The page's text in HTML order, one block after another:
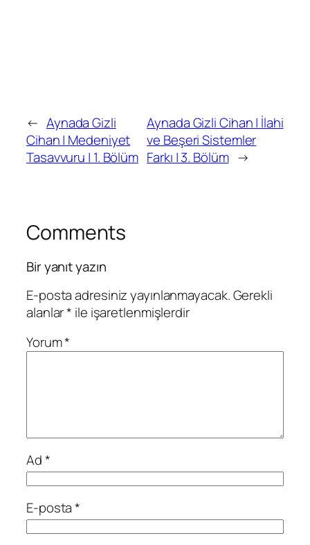
← Aynada Gizli
Cihan | Medeniyet
Tasavvuru | 1. Bölüm
Aynada Gizli Cihan | İlahi
ve Beşeri Sistemler
Farkı | 3. Bölüm →
Comments
Bir yanıt yazın
E-posta adresiniz yayınlanmayacak.Gerekli
alanlar* ile işaretlenmişlerdir
Yorum*
Ad*
E-posta*